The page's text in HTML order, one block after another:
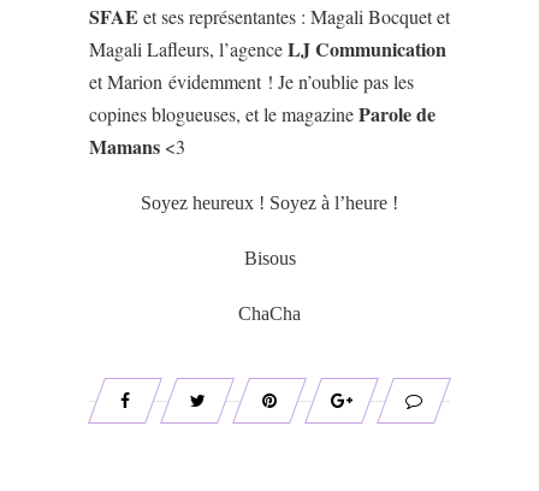
SFAE et ses représentantes : Magali Bocquet et
Magali Lafleurs, l’agenceLJ Communication
et Marion évidemment ! Je n’oublie pas les
copines blogueuses, et le magazineParole de
Mamans <3
Soyez heureux ! Soyez à l’heure !
Bisous
ChaCha